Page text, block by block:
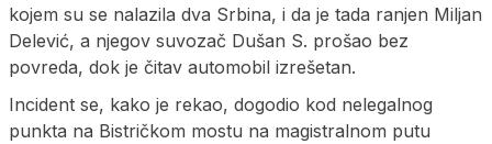
kojem su se nalazila dva Srbina, i da je tada ranjen Miljan
Delević, a njegov suvozač Dušan S. prošao bez
povreda, dok je čitav automobil izrešetan.
Incident se, kako je rekao, dogodio kod nelegalnog
punkta na Bistričkom mostu na magistralnom putu